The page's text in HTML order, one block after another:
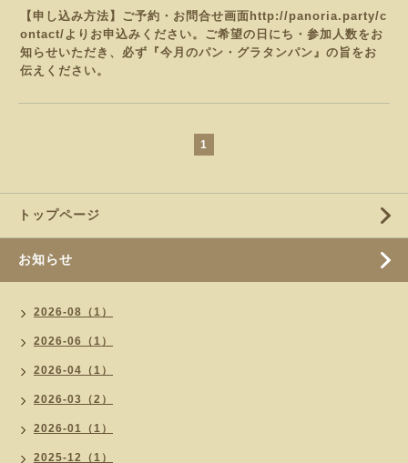
【申し込み方法】ご予約・お問合せ画面 http://panoria.party/c
ontact/よりお申込みください。 ご希望の日にち・参加人数をお
知らせいただき、必ず『今月のパン・グラタンパン』の旨をお
伝えください。
1
トップページ
お知らせ
2026-08（1）
2026-06（1）
2026-04（1）
2026-03（2）
2026-01（1）
2025-12（1）